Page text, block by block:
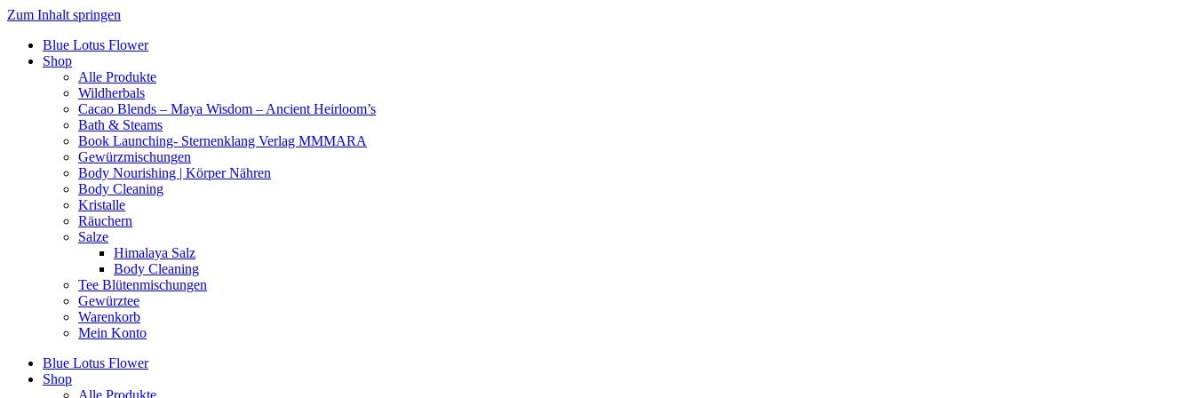
Zum Inhalt springen
Blue Lotus Flower
Shop
Alle Produkte
Wildherbals
Cacao Blends – Maya Wisdom – Ancient Heirloom’s
Bath & Steams
Book Launching- Sternenklang Verlag MMMARA
Gewürzmischungen
Body Nourishing | Körper Nähren
Body Cleaning
Kristalle
Räuchern
Salze
Himalaya Salz
Body Cleaning
Tee Blütenmischungen
Gewürztee
Warenkorb
Mein Konto
Blue Lotus Flower
Shop
Alle Produkte